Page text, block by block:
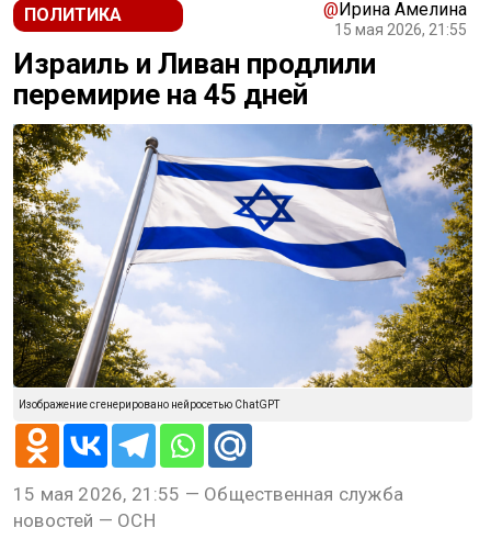
ПОЛИТИКА @Ирина Амелина
15 мая 2026, 21:55
Израиль и Ливан продлили
перемирие на 45 дней
Изображение сгенерировано нейросетью ChatGPT
15 мая 2026, 21:55 — Общественная служба
новостей — ОСН